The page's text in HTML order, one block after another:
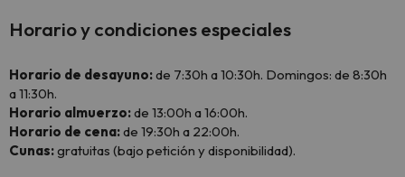
Horario y condiciones especiales
Horario de desayuno:de 7:30h a 10:30h. Domingos: de 8:30h
a 11:30h.
Horario almuerzo:de 13:00h a 16:00h.
Horario de cena:de 19:30h a 22:00h.
Cunas:gratuitas (bajo petición y disponibilidad).